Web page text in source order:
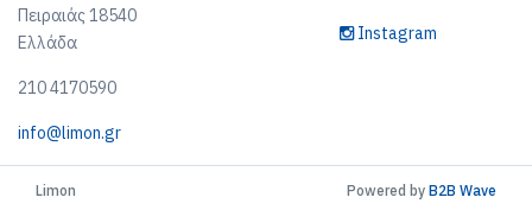
Πειραιάς 18540
Ελλάδα
210 4170590
info@limon.gr
Instagram
Limon Powered by B2B Wave